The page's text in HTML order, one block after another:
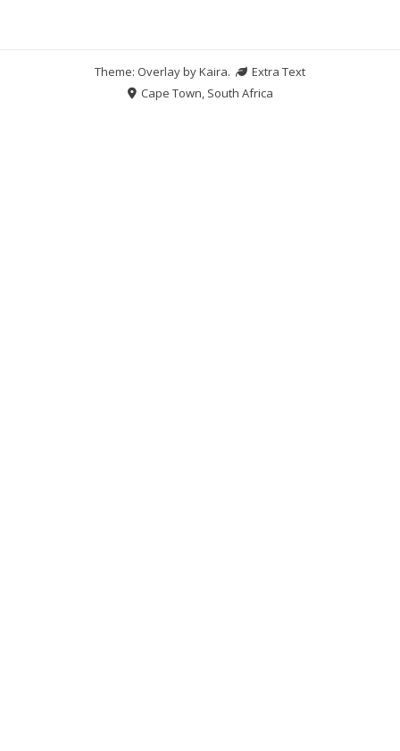
Theme: Overlay byKaira.
Extra Text
Cape Town, South Africa